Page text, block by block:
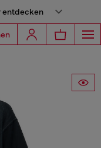
entdecken